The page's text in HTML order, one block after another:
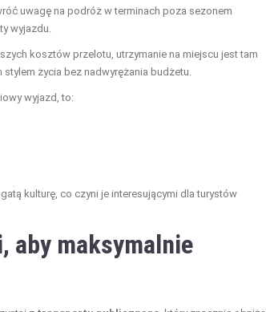
uwagę na podróż w terminach poza sezonem
wyjazdu.
kosztów przelotu, utrzymanie na miejscu jest tam
życia bez nadwyrężania budżetu.
wyjazd, to:
kulturę, co czyni je interesującymi dla turystów
aby maksymalnie